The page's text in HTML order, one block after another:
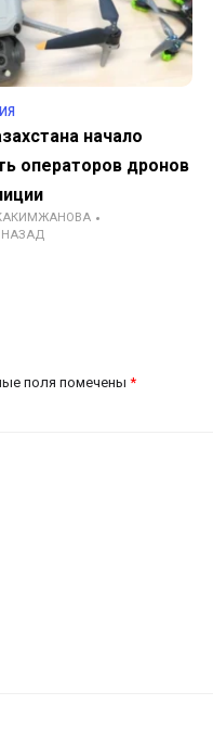
начало
операторов дронов
НАЗАД
поля помечены *